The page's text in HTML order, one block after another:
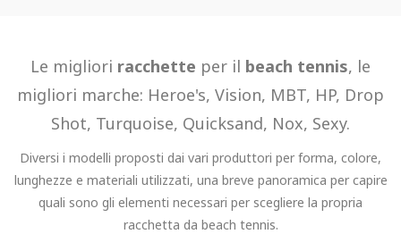
Le migliori racchette per il beach tennis, le
migliori marche: Heroe's, Vision, MBT, HP, Drop
Shot, Turquoise, Quicksand, Nox, Sexy.
Diversi i modelli proposti dai vari produttori per forma, colore,
lunghezze e materiali utilizzati, una breve panoramica per capire
quali sono gli elementi necessari per scegliere la propria
racchetta da beach tennis.